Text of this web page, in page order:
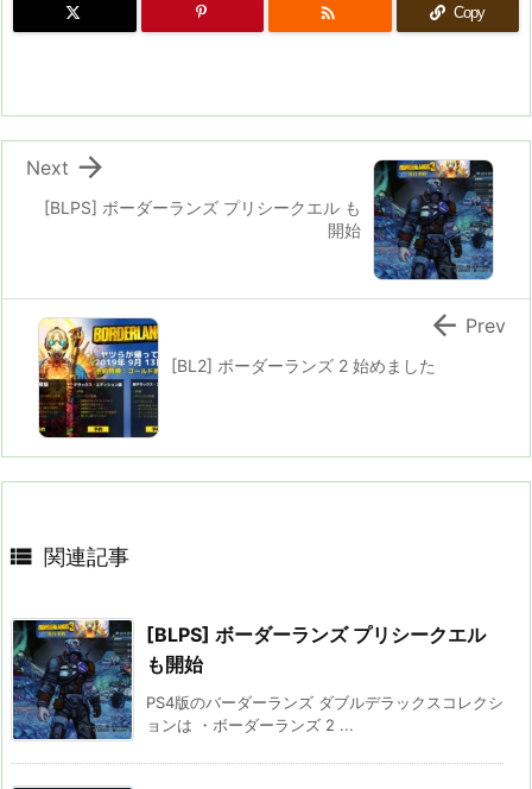
 Copy
[BLPS] ボーダーランズ プリシークエル も
開始

Next
[BL2] ボーダーランズ 2 始めました
 Prev
 関連記事
[BLPS] ボーダーランズ プリシークエル
も開始
PS4版のバーダーランズ ダブルデラックスコレクシ
ョンは ・ボーダーランズ 2 ...